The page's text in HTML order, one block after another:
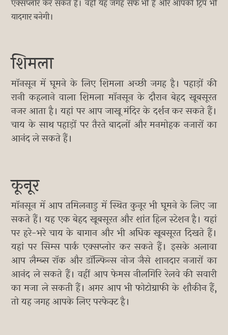
एक्सप्लोर कर सकते हैं। वहीं यह जगहें सेफ भी हैं और आपकी ट्रिप भी
यादगार बनेगी।
शिमला
मॉनसून में घूमने के लिए शिमला अच्छी जगह है। पहाड़ों की
रानी कहलाने वाला शिमला मॉनसून के दौरान बेहद खूबसूरत
नजर आता है। यहां पर आप जाखू मंदिर के दर्शन कर सकते हैं।
चाय के साथ पहाड़ों पर तैरते बादलों और मनमोहक नजारों का
आनंद ले सकते हैं।
कूनूर
मॉनसून में आप तमिलनाडु में स्थित कुनूर भी घूमने के लिए जा
सकते हैं। यह एक बेहद खूबसूरत और शांत हिल स्टेशन है। यहां
पर हरे-भरे चाय के बागान और भी अधिक खूबसूरत दिखते हैं।
यहां पर सिम्स पार्क एक्सप्लोर कर सकते हैं। इसके अलावा
आप लैम्ब्स रॉक और डॉल्फिन्स नोज जैसे शानदार नजारों का
आनंद ले सकते हैं। वहीं आप फेमस नीलगिरि रेलवे की सवारी
का मजा ले सकती हैं। अगर आप भी फोटोग्राफी के शौकीन हैं,
तो यह जगह आपके लिए परफेक्ट है।